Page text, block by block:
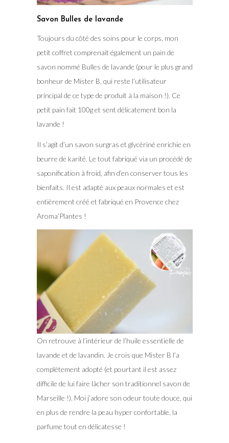
Savon Bulles de lavande
Toujours du côté des soins pour le corps, mon
petit coffret comprenait également un pain de
savon nommé Bulles de lavande (pour le plus grand
bonheur de Mister B, qui reste l’utilisateur
principal de ce type de produit à la maison !). Ce
petit pain fait 100g et sent délicatement bon la
lavande !
Il s’agit d’un savon surgras et glycériné enrichie en
beurre de karité. Le tout fabriqué via un procédé de
saponification à froid, afin d’en conserver tous les
bienfaits. Il est adapté aux peaux normales et est
entièrement créé et fabriqué en Provence chez
Aroma’Plantes !
On retrouve à l’intérieur de l’huile essentielle de
lavande et de lavandin. Je crois que Mister B l’a
complètement adopté (et pourtant il est assez
difficile de lui faire lâcher son traditionnel savon de
Marseille !). Moi j’adore son odeur toute douce, qui
en plus de rendre la peau hyper confortable, la
parfume tout en délicatesse !